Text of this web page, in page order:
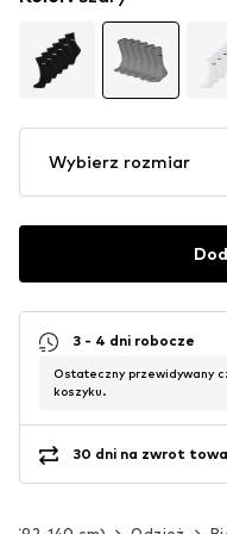
Wybierz rozmiar
3 - 4 dni robocze
Ostateczny przewidywany
koszyku.
30 dni na zwrot